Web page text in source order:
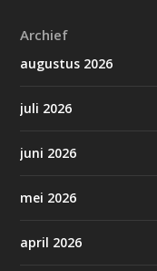
Archief
augustus 2026
juli 2026
juni 2026
mei 2026
april 2026